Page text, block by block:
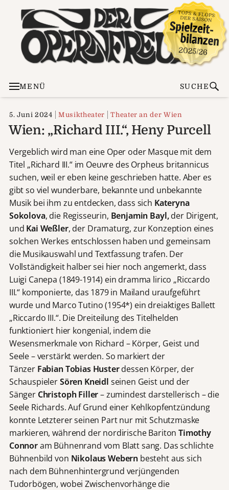
MENÜ SUCHE
5. Juni 2024 Musiktheater Theater an der Wien
Wien: „Richard III.“, Heny Purcell
Vergeblich wird man eine Oper oder Masque mit dem
Titel „Richard III.“ im Oeuvre des Orpheus britannicus
suchen, weil er eben keine geschrieben hatte. Aber es
gibt so viel wunderbare, bekannte und unbekannte
Musik bei ihm zu entdecken, dass sich Kateryna
Sokolova, die Regisseurin, Benjamin Bayl,der Dirigent,
und Kai Weßler, der Dramaturg, zur Konzeption eines
solchen Werkes entschlossen haben und gemeinsam
die Musikauswahl und Textfassung trafen. Der
Vollständigkeit halber sei hier noch angemerkt, dass
Luigi Canepa (1849-1914) ein dramma lirico „Riccardo
III.“ komponierte, das 1879 in Mailand uraufgeführt
wurde und Marco Tutino (1954*) ein dreiaktiges Ballett
„Riccardo III.“. Die Dreiteilung des Titelhelden
funktioniert hier kongenial, indem die
Wesensmerkmale von Richard – Körper, Geist und
Seele – verstärkt werden. So markiert der
TänzerFabian Tobias Husterdessen Körper, der
SchauspielerSören Kneidl seinen Geist und der
Sänger Christoph Filler– zumindest darstellerisch – die
Seele Richards. Auf Grund einer Kehlkopfentzündung
konnte Letzterer seinen Part nur mit Schutzmaske
markieren, während der nordirische BaritonTimothy
Connoram Bühnenrand vom Blatt sang. Das schlichte
Bühnenbild von Nikolaus Webern besteht aus sich
nach dem Bühnenhintergrund verjüngenden
Tudorbögen, wobei Zwischenvorhänge die